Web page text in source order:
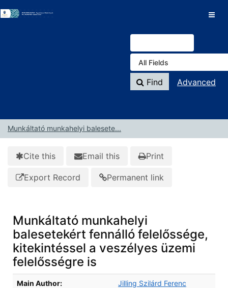
VuFind
Find Advanced
Munkáltató munkahelyi balesete...
Cite this Email this Print
Export Record Permanent link
Munkáltató munkahelyi
balesetekért fennálló felelőssége,
kitekintéssel a veszélyes üzemi
felelősségre is
Bibliographic Details
Main Author: Jilling Szilárd Ferenc